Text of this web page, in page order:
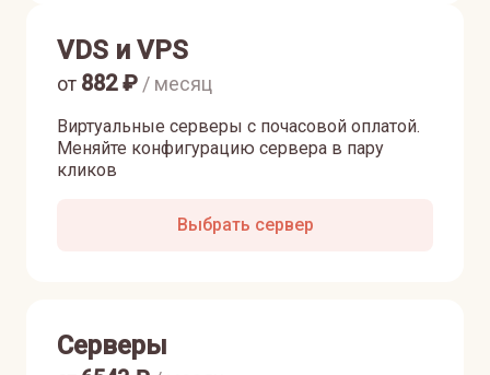
VDS и VPS
Виртуальные серверы с почасовой оплатой.
Меняйте конфигурацию сервера в пару
кликов
от 882₽ / месяц
Выбрать сервер
Серверы